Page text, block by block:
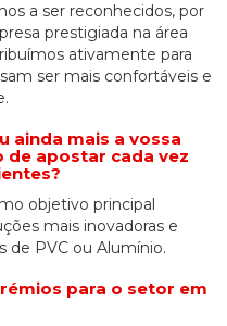
a ser reconhecidos, por
prestigiada na área
ativamente para
ser mais confortáveis e
ainda mais a vossa
apostar cada vez
objetivo principal
mais inovadoras e
de PVC ou Alumínio.
para o setor em